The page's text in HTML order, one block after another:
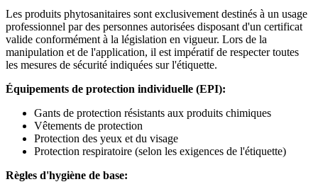
Les produits phytosanitaires sont exclusivement destinés à un usage
professionnel par des personnes autorisées disposant d'un certificat
valide conformément à la législation en vigueur. Lors de la
manipulation et de l'application, il est impératif de respecter toutes
les mesures de sécurité indiquées sur l'étiquette.
Équipements de protection individuelle (EPI):
Gants de protection résistants aux produits chimiques
Vêtements de protection
Protection des yeux et du visage
Protection respiratoire (selon les exigences de l'étiquette)
Règles d'hygiène de base: